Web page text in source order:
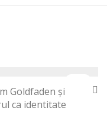
Goldfaden și
ca identitate